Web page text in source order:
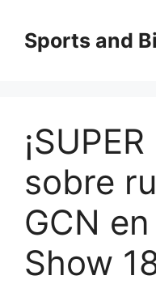
contenido
Sports and
sobre
GCN
Show